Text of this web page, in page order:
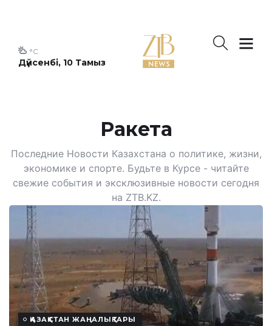
Дүйсенбі, 10 Тамыз
°C
Ракета
Последние Новости Казахстана о политике, жизни,
экономике и спорте. Будьте в Курсе - читайте
свежие события и эксклюзивные новости сегодня
на ZTB.KZ.
ҚАЗАҚСТАН ЖАҢАЛЫҚТАРЫ